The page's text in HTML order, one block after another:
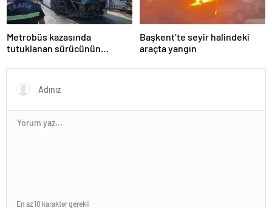
Metrobüs kazasında
tutuklanan sürücünün
Başkent’te seyir halindeki
araçta yangın
En az 10 karakter gerekli